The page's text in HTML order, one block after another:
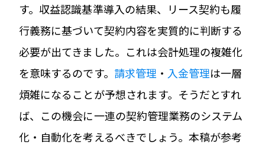
す。収益認識基準導入の結果、リース契約も履
行義務に基づいて契約内容を実質的に判断する
必要が出てきました。これは会計処理の複雑化
を意味するのです。 請求管理 ・ 入金管理は一層
煩雑になることが予想されます。そうだとすれ
ば、この機会に一連の契約管理業務のシステム
化・自動化を考えるべきでしょう。本稿が参考